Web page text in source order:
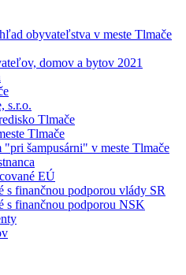
obyvateľstva v meste Tlmače
domov a bytov 2021
s.r.o.
Tlmače
Tlmače
šampusárni" v meste Tlmače
EÚ
s finančnou podporou vlády SR
s finančnou podporou NSK